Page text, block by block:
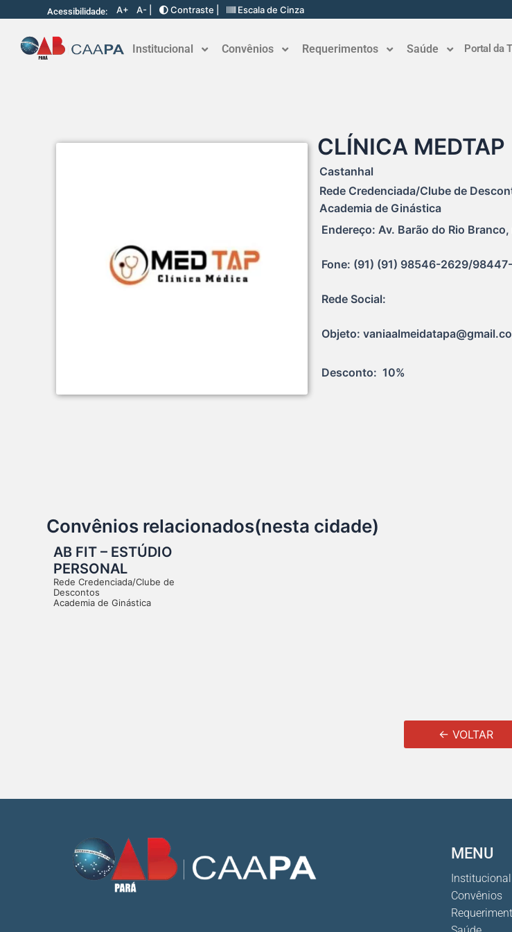
Acessibilidade: A+ A- | Contraste | Escala de Cinza
Institucional Convênios Requerimentos Saúde Portal da
CLÍNICA MEDTAP
Castanhal
Rede Credenciada/Clube de
Academia de Ginástica
Endereço: Av. Barão do Rio
Fone: (91) (91) 98546-2629/
Rede Social:
Objeto:
Desconto:  10%
Convênios relacionados(nesta cidade)
AB FIT – ESTÚDIO
PERSONAL
Rede Credenciada/Clube de
Descontos
Academia de Ginástica
← VOLTAR
MENU
Institucional
Convênios